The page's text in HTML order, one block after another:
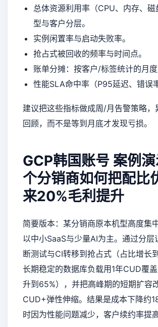
总体资源利用率（CPU、内存、磁
型与客户分层。
实例闲置率与启动失败率。
抢占式被回收的频率与时间点。
账单分摊：按客户/标签统计的月度
性能SLA命中率（P95延迟、错误
建议把这些指标做成周/月告警策略，
回顾，而不是等到月底才发现亏损。
GCP韩国账号 案例
个分销商如何把配比
来20%毛利提升
简要版本：某分销商原本机型高度集
以中小SaaS与少量AI为主。通过分层
断测试与CI转移到抢占式（占比增长
长期稳定的数据库负载用1年CUD覆
升到65%），并把高峰期的短期扩容
CUD+弹性伸缩。结果是成本下降约
时因为性能问题减少，客户续约率提